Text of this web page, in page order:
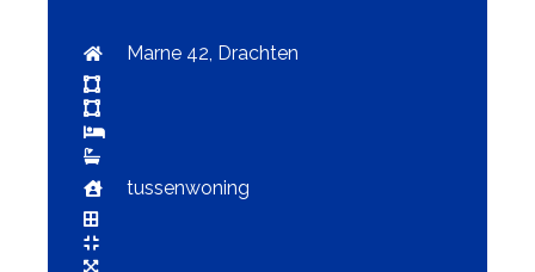
Marne 42, Drachten
tussenwoning